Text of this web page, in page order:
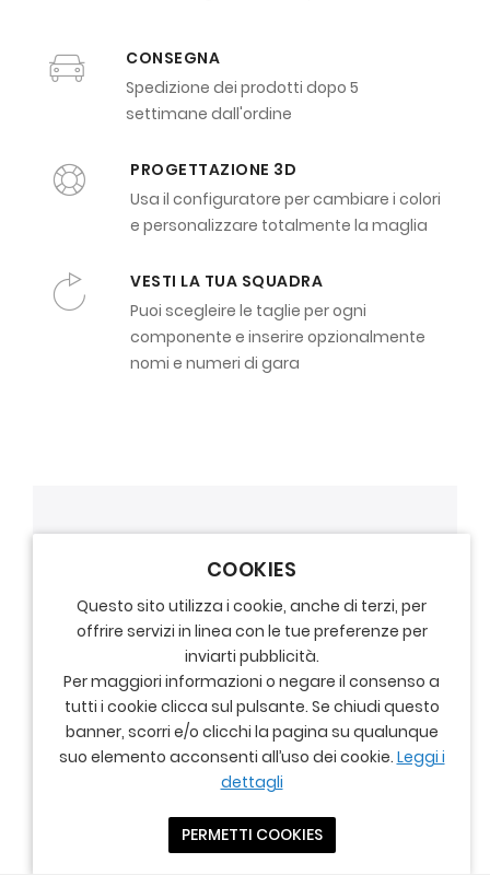
COOKIES
Questo sito utilizza i cookie, anche di terzi, per
offrire servizi in linea con le tue preferenze per
inviarti pubblicità.
Per maggiori informazioni o negare il consenso a
tutti i cookie clicca sul pulsante. Se chiudi questo
banner, scorri e/o clicchi la pagina su qualunque
suo elemento acconsenti all’uso dei cookie. Leggi i
dettagli
PERMETTI COOKIES
CONSEGNA
Spedizione dei prodotti dopo 5
settimane dall'ordine
PROGETTAZIONE 3D
Usa il configuratore per cambiare i colori
e personalizzare totalmente la maglia
VESTI LA TUA SQUADRA
Puoi scegleire le taglie per ogni
componente e inserire opzionalmente
nomi e numeri di gara